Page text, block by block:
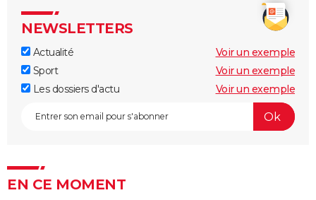
NEWSLETTERS
Actualité
Voir un exemple
Sport
Voir un exemple
Les dossiers d'actu
Voir un exemple
EN CE MOMENT